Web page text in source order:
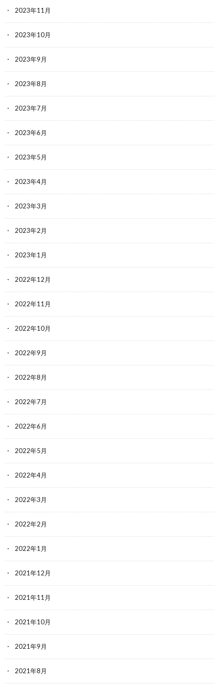
2023年11月
2023年10月
2023年9月
2023年8月
2023年7月
2023年6月
2023年5月
2023年4月
2023年3月
2023年2月
2023年1月
2022年12月
2022年11月
2022年10月
2022年9月
2022年8月
2022年7月
2022年6月
2022年5月
2022年4月
2022年3月
2022年2月
2022年1月
2021年12月
2021年11月
2021年10月
2021年9月
2021年8月